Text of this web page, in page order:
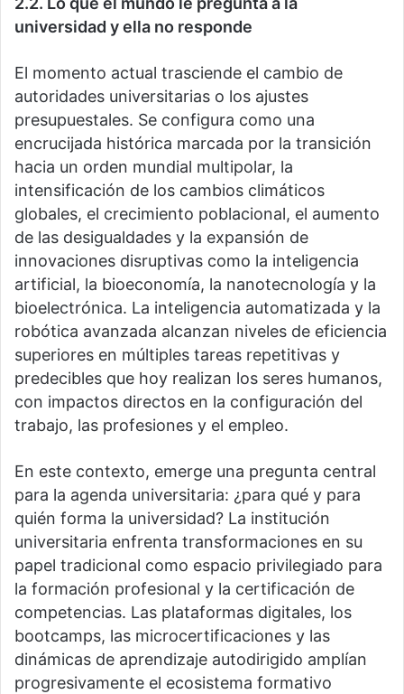
universidad y ella no responde
El momento actual trasciende el cambio de
autoridades universitarias o los ajustes
presupuestales. Se configura como una
encrucijada histórica marcada por la transición
hacia un orden mundial multipolar, la
intensificación de los cambios climáticos
globales, el crecimiento poblacional, el aumento
de las desigualdades y la expansión de
innovaciones disruptivas como la inteligencia
artificial, la bioeconomía, la nanotecnología y la
bioelectrónica. La inteligencia automatizada y la
robótica avanzada alcanzan niveles de eficiencia
superiores en múltiples tareas repetitivas y
predecibles que hoy realizan los seres humanos,
con impactos directos en la configuración del
trabajo, las profesiones y el empleo.
En este contexto, emerge una pregunta central
para la agenda universitaria: ¿para qué y para
quién forma la universidad? La institución
universitaria enfrenta transformaciones en su
papel tradicional como espacio privilegiado para
la formación profesional y la certificación de
competencias. Las plataformas digitales, los
bootcamps, las microcertificaciones y las
dinámicas de aprendizaje autodirigido amplían
progresivamente el ecosistema formativo